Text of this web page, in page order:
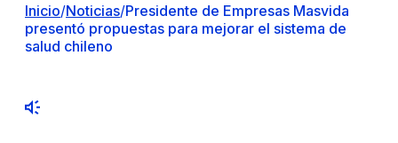
Inicio/Noticias/Presidente de Empresas Masvida
presentó propuestas para mejorar el sistema de
salud chileno